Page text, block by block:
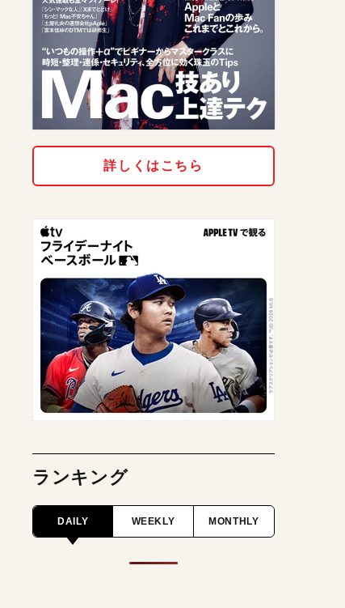
詳しくはこちら
ランキング
DAILY WEEKLY MONTHLY